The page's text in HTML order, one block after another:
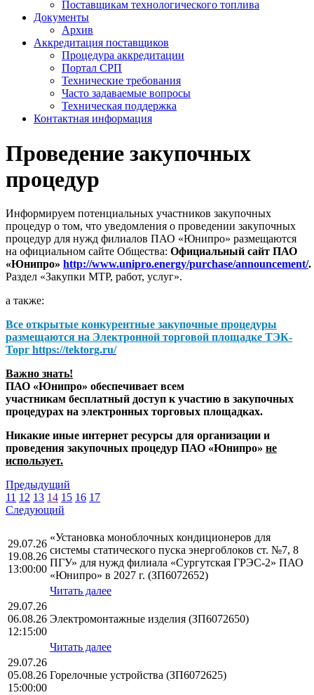
Поставщикам технологического топлива
Документы
Архив
Аккредитация поставщиков
Процедура аккредитации
Портал СРП
Технические требования
Часто задаваемые вопросы
Техническая поддержка
Контактная информация
Проведение закупочных
процедур
Информируем потенциальных участников закупочных
процедур о том, что уведомления о проведении закупочных
процедур для нужд филиалов ПАО «Юнипро» размещаются
на официальном сайте Общества: Официальный сайт ПАО
«Юнипро» http://www.unipro.energy/purchase/announcement/.
Раздел «Закупки МТР, работ, услуг».
а также:
Все открытые конкурентные закупочные процедуры
размещаются на Электронной торговой площадке ТЭК-
Торг https://tektorg.ru/
Важно знать!
ПАО «Юнипро» обеспечивает всем
участникам бесплатный доступ к участию в закупочных
процедурах на электронных торговых площадках.
Никакие иные интернет ресурсы для организации и
проведения закупочных процедур ПАО «Юнипро» не
использует.
Предыдущий
11 12 13 14 15 16 17
Следующий
29.07.26
19.08.26
13:00:00
«Установка моноблочных кондиционеров для
системы статического пуска энергоблоков ст. №7, 8
ПГУ» для нужд филиала «Сургутская ГРЭС-2» ПАО
«Юнипро» в 2027 г. (ЗП6072652)
Читать далее
29.07.26
06.08.26
12:15:00
Электромонтажные изделия (ЗП6072650)
Читать далее
29.07.26
05.08.26
15:00:00
Горелочные устройства (ЗП6072625)